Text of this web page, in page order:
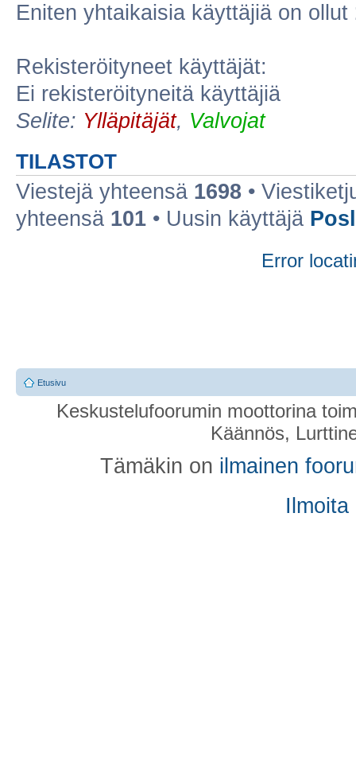
Eniten yhtaikaisia käyttäjiä on ollut
Rekisteröityneet käyttäjät:
Ei rekisteröityneitä käyttäjiä
Selite: Ylläpitäjät, Valvojat
TILASTOT
Viestejä yhteensä 1698 •
yhteensä 101 • Uusin käyttäjä
Error
Etusivu
Keskustelufoorumin moottorina
Käännös,
Tämäkin on ilmainen